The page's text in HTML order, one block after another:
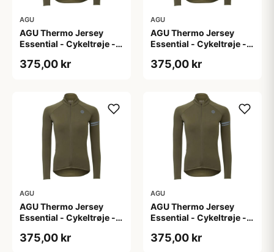
AGU
AGU Thermo Jersey
Essential - Cykeltrøje -
M
375,00 kr
AGU
AGU Thermo Jersey
Essential - Cykeltrøje -
S
375,00 kr
AGU
AGU Thermo Jersey
Essential - Cykeltrøje -
XL
375,00 kr
AGU
AGU Thermo Jersey
Essential - Cykeltrøje -
XXL
375,00 kr